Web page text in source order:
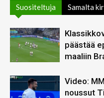
Suositeltuja Samalta
päästää
maaliin
Video:
noussut